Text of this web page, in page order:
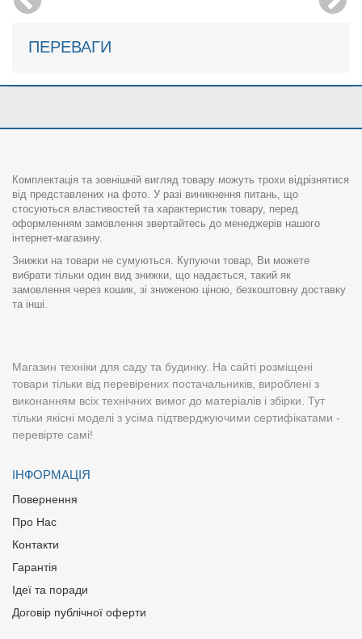
ПЕРЕВАГИ
Комплектація та зовнішній вигляд товару можуть трохи відрізнятися
від представлених на фото. У разі виникнення питань, що
стосуються властивостей та характеристик товару, перед
оформленням замовлення звертайтесь до менеджерів нашого
інтернет-магазину.
Знижки на товари не сумуються. Купуючи товар, Ви можете
вибрати тільки один вид знижки, що надається, такий як
замовлення через кошик, зі зниженою ціною, безкоштовну доставку
та інші.
Магазин техніки для саду та будинку. На сайті розміщені
товари тільки від перевірених постачальників, вироблені з
виконанням всіх технічних вимог до матеріалів і збірки. Тут
тільки якісні моделі з усіма підтверджуючими сертифікатами -
перевірте самі!
ІНФОРМАЦІЯ
Повернення
Про Нас
Контакти
Гарантія
Ідеї та поради
Договір публічної оферти